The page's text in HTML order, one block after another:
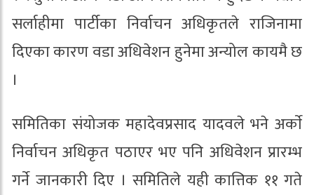
सर्लाहीमा पार्टीका निर्वाचन अधिकृतले राजिनामा
दिएका कारण वडा अधिवेशन हुनेमा अन्योल कायमै छ
।
समितिका संयोजक महादेवप्रसाद यादवले भने अर्काे
निर्वाचन अधिकृत पठाएर भए पनि अधिवेशन प्रारम्भ
गर्ने जानकारी दिए । समितिले यही कात्तिक ११ गते